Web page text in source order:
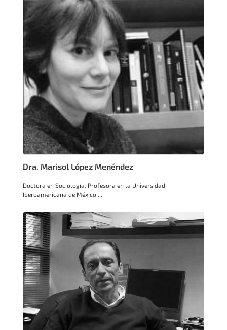
Dra. Marisol López Menéndez
Doctora en Sociología. Profesora en la Universidad
Iberoamericana de México ...